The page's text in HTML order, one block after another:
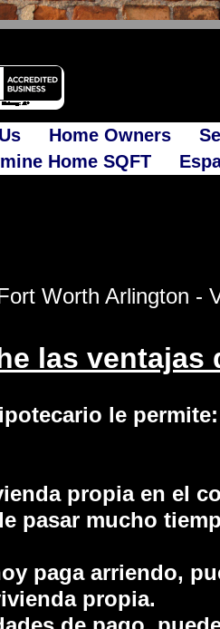
Home Owners
Home SQFT
Worth Arlington -
las
le permite:
propia en el
pasar mucho
paga arriendo,
propia.